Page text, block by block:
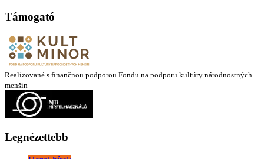
Támogató
Realizované s finančnou podporou Fondu na podporu kultúry národnostných
menšín
Legnézettebb